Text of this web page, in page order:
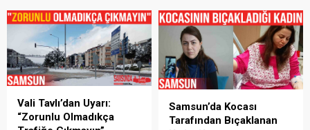
Vali Tavlı’dan Uyarı:
“Zorunlu Olmadıkça
Samsun’da Kocası
Tarafından Bıçaklanan